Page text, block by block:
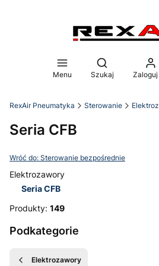
Menu
Otwórz
Szukaj Zaloguj
RexAir Pneumatyka Sterowanie
Seria CFB
Wróć do: Sterowanie bezpośrednie
Elektrozawory
Seria CFB
Koniec menu
Produkty: 149
Podkategorie
Elektrozawory